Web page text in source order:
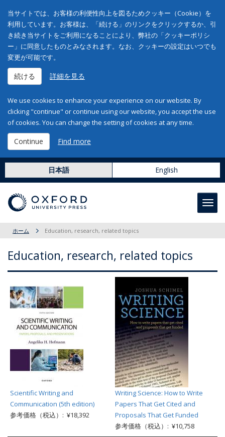
当サイトでは、お客様の利便性向上を図るためクッキー（Cookie）を
利用しています。お客様は、「続ける」のリンクをクリックするか、引
き続き当サイトをご利用になることにより、弊社の「クッキーポリシ
ー」に同意したものとみなされます。なお、クッキーの設定はいつでも
変更が可能です。
続ける 詳細を見る
We use cookies to enhance your experience on our website. By
clicking "continue" or continue using our website, you accept the use
of cookies. You can change the setting of cookies at any time.
Continue Find more
日本語 English
ホーム Education, research, related topics
Education, research, related topics
Scientific Writing and
Communication (5th edition)
参考価格（税込）: ¥18,392
Writing Science: How to Write
Papers That Get Cited and
Proposals That Get Funded
参考価格（税込）: ¥10,758